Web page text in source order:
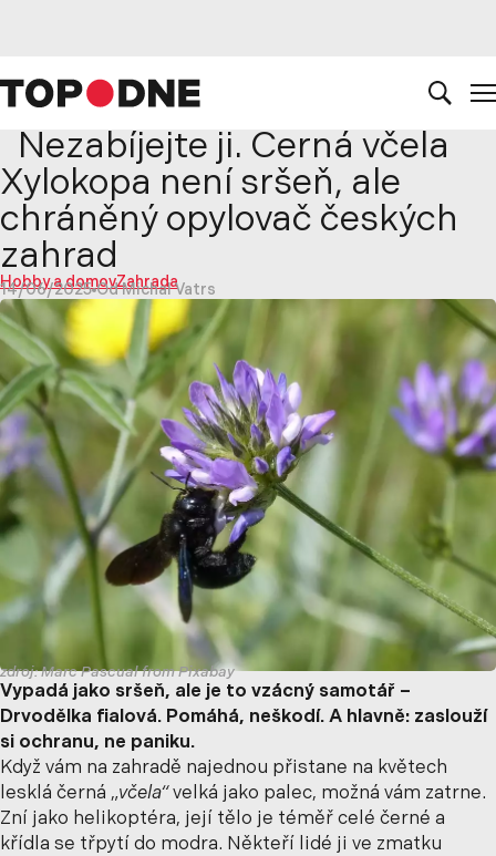
Nezabíjejte ji. Černá včela
Xylokopa není sršeň, ale
chráněný opylovač českých
zahrad
Hobby a domovZahrada
14/06/2025 Od Michal Vatrs
zdroj: Marc Pascual from Pixabay
Vypadá jako sršeň, ale je to vzácný samotář –
Drvodělka fialová. Pomáhá, neškodí. A hlavně: zaslouží
si ochranu, ne paniku.
Když vám na zahradě najednou přistane na květech
lesklá černá „včela“ velká jako palec, možná vám zatrne.
Zní jako helikoptéra, její tělo je téměř celé černé a
křídla se třpytí do modra. Někteří lidé ji ve zmatku